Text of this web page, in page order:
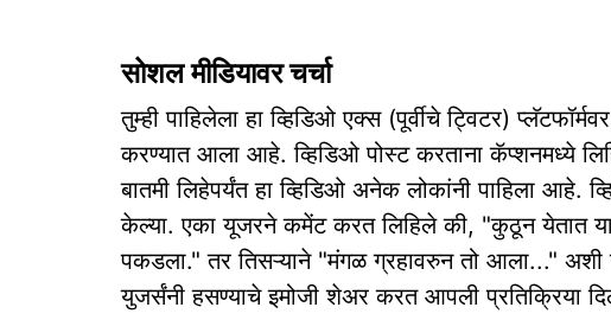
सोशल मीडियावर चर्चा
तुम्ही पाहिलेला हा व्हिडिओ एक्स (पूर्वीचे ट्विटर)
करण्यात आला आहे. व्हिडिओ पोस्ट करताना कॅप्शनमध्ये
बातमी लिहेपर्यंत हा व्हिडिओ अनेक लोकांनी पाहिला आहे.
केल्या. एका यूजरने कमेंट करत लिहिले की, "कुठून येतात
पकडला." तर तिसऱ्याने "मंगळ ग्रहावरुन तो आला..."
युजर्संनी हसण्याचे इमोजी शेअर करत आपली प्रतिक्रिया